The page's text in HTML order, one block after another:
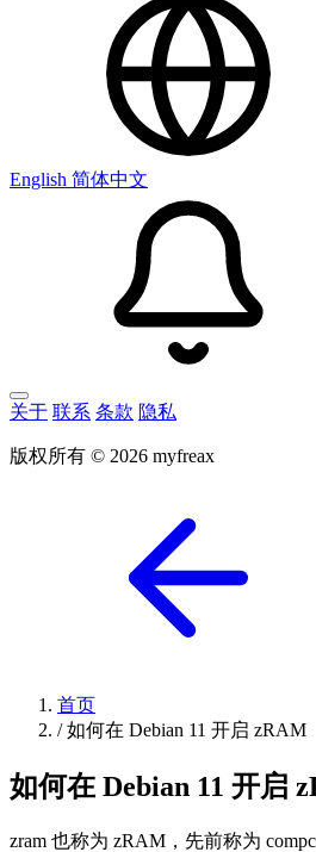
English 简体中文
关于 联系 条款 隐私
版权所有 © 2026 myfreax
首页
/ 如何在 Debian 11 开启 zRAM
如何在 Debian 11 开启
zram 也称为 zRAM，先前称为